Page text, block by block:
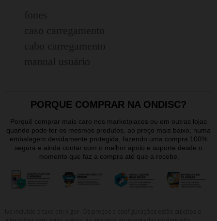
fones
caso carregamento
cabo carregamento
manual usuário
PORQUE COMPRAR NA ONDISC?
Porquê comprar mais caro nos marketplaces ou em outras lojas
quando pode ter os mesmos produtos, ao preço mais baixo, numa
embalagem devidamente protegida, fazendo uma compra 100%
segura e ainda contar com o melhor apoio e suporte desde o
momento que faz a compra até que a recebe.